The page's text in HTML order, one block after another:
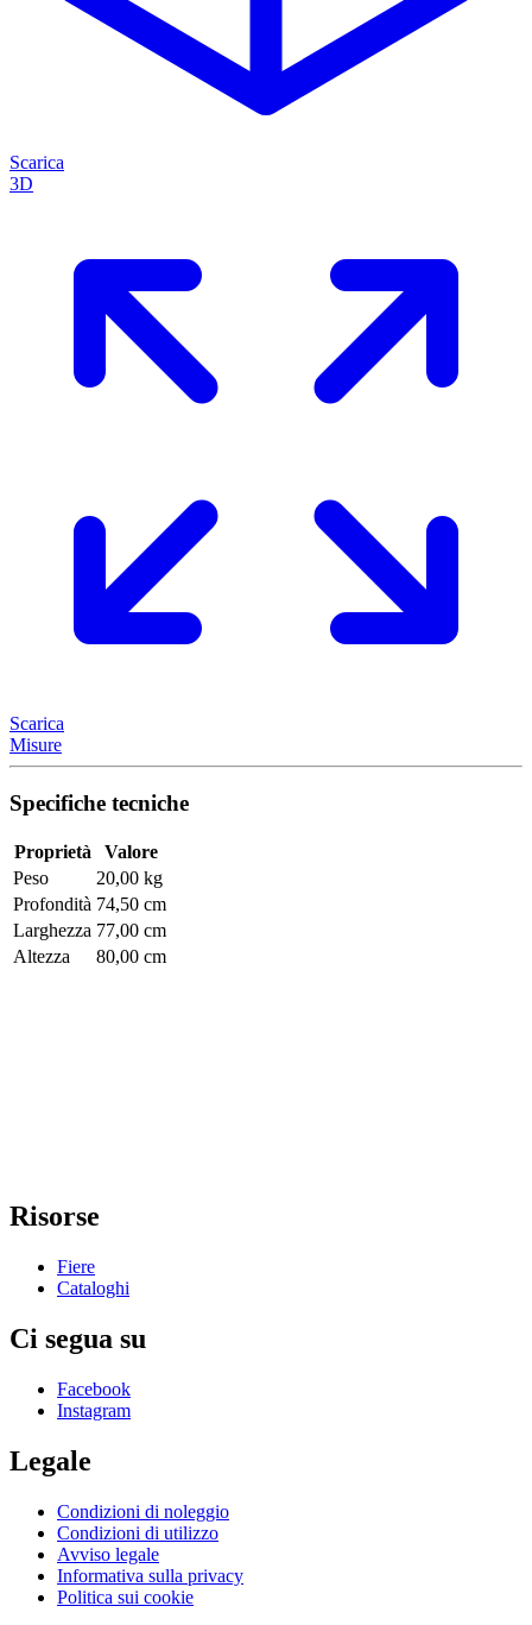
Scarica
3D
Scarica
Misure
Specifiche tecniche
Proprietà
Valore
Peso
20,00 kg
Profondità 74,50 cm
Larghezza 77,00 cm
Altezza
80,00 cm
Risorse
Fiere
Cataloghi
Ci segua su
Facebook
Instagram
Legale
Condizioni di noleggio
Condizioni di utilizzo
Avviso legale
Informativa sulla privacy
Politica sui cookie